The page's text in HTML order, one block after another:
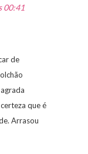
00:41
de
que é
Arrasou